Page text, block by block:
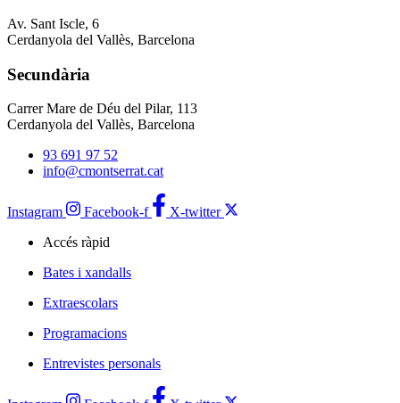
Av. Sant Iscle, 6
Cerdanyola del Vallès, Barcelona
Secundària
Carrer Mare de Déu del Pilar, 113
Cerdanyola del Vallès, Barcelona
93 691 97 52
info@cmontserrat.cat
Instagram Facebook-f
X-twitter
Accés ràpid
Bates i xandalls
Extraescolars
Programacions
Entrevistes personals